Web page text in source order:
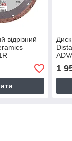
відрізний
111
1